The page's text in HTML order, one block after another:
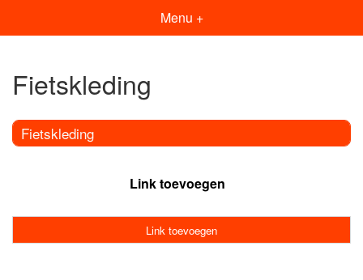
Menu +
Fietskleding
Fietskleding
Link toevoegen
Link toevoegen